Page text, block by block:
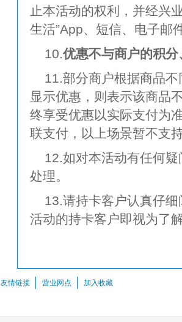
止本活动的权利，并经兴
生活”App、短信、电子邮
10.优惠不与商户的积
11.部分商户根据商品
显示优惠，则表示该商品
终享受优惠以实际支付为
联支付，以上场景暂不支
12.如对本活动有任何
处理。
13.请持卡客户认真仔
活动的持卡客户即视为了
友情链接 营业网点 加入收藏